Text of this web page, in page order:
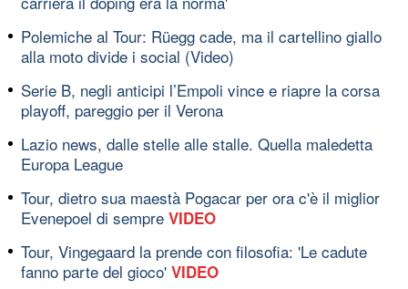
Polemiche al Tour: Rüegg cade, ma il cartellino giallo
alla moto divide i social (Video)
Serie B, negli anticipi l’Empoli vince e riapre la corsa
playoff, pareggio per il Verona
Lazio news, dalle stelle alle stalle. Quella maledetta
Europa League
Tour, dietro sua maestà Pogacar per ora c'è il miglior
Evenepoel di sempre VIDEO
Tour, Vingegaard la prende con filosofia: 'Le cadute
fanno parte del gioco' VIDEO